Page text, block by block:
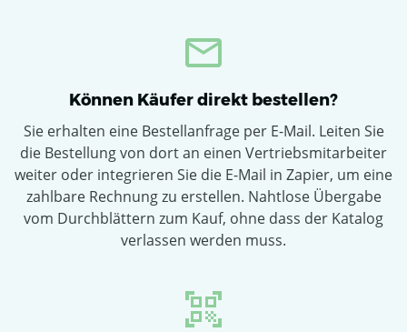
Können Käufer direkt bestellen?
Sie erhalten eine Bestellanfrage per E-Mail. Leiten Sie
die Bestellung von dort an einen Vertriebsmitarbeiter
weiter oder integrieren Sie die E-Mail in Zapier, um eine
zahlbare Rechnung zu erstellen. Nahtlose Übergabe
vom Durchblättern zum Kauf, ohne dass der Katalog
verlassen werden muss.